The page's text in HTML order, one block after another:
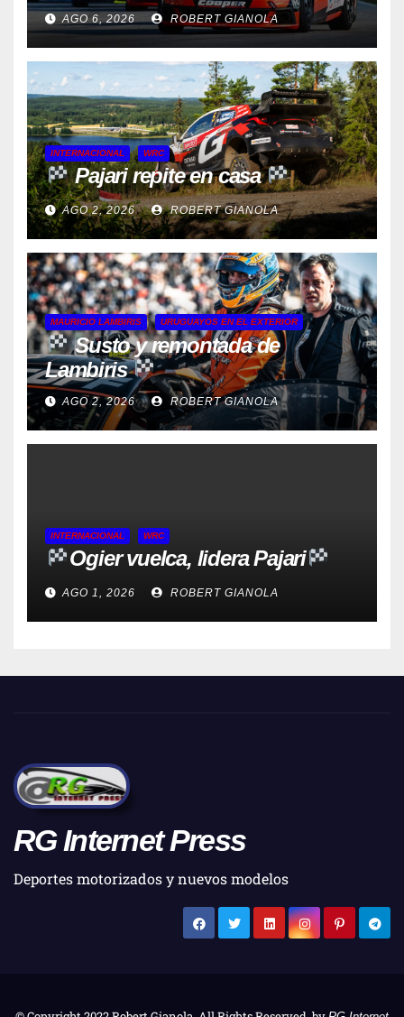
AGO 6, 2026 ROBERT GIANOLA
INTERNACIONAL WRC
Pajari repite en casa
AGO 2, 2026 ROBERT GIANOLA
MAURICIO LAMBIRIS URUGUAYOS EN EL EXTERIOR
Susto y remontada de
Lambiris
AGO 2, 2026 ROBERT GIANOLA
INTERNACIONAL WRC
Ogier vuelca, lidera Pajari
AGO 1, 2026 ROBERT GIANOLA
RG Internet Press
Deportes motorizados y nuevos modelos